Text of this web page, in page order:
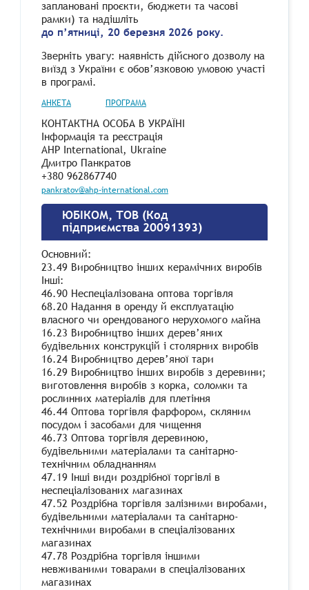
заплановані проєкти, бюджети та часові
рамки) та надішліть
до п’ятниці, 20 березня 2026 року.
Зверніть увагу: наявність дійсного дозволу на
виїзд з України є обов’язковою умовою участі
в програмі.
АНКЕТА ПРОГРАМА
КОНТАКТНА ОСОБА В УКРАЇНІ
Інформація та реєстрація
AHP International, Ukraine
Дмитро Панкратов
+380 962867740
pankratov@ahp-international.com
ЮБІКОМ, ТОВ (Код
підприємства 20091393)
Основний:
23.49 Виробництво інших керамічних виробів
Інші:
46.90 Неспеціалізована оптова торгівля
68.20 Надання в оренду й експлуатацію
власного чи орендованого нерухомого майна
16.23 Виробництво інших дерев’яних
будівельних конструкцій і столярних виробів
16.24 Виробництво дерев’яної тари
16.29 Виробництво інших виробів з деревини;
виготовлення виробів з корка, соломки та
рослинних матеріалів для плетіння
46.44 Оптова торгівля фарфором, скляним
посудом і засобами для чищення
46.73 Оптова торгівля деревиною,
будівельними матеріалами та санітарно-
технічним обладнанням
47.19 Інші види роздрібної торгівлі в
неспеціалізованих магазинах
47.52 Роздрібна торгівля залізними виробами,
будівельними матеріалами та санітарно-
технічними виробами в спеціалізованих
магазинах
47.78 Роздрібна торгівля іншими
невживаними товарами в спеціалізованих
магазинах